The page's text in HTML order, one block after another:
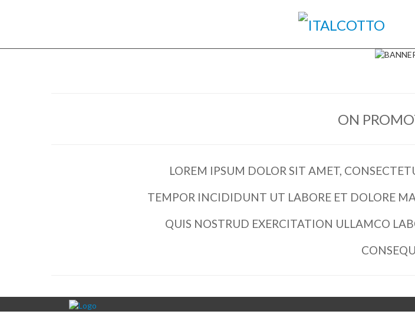
ON
LOREM IPSUM DOLOR SIT AMET,
TEMPOR INCIDIDUNT UT LABORE ET DOLORE
QUIS NOSTRUD EXERCITATION ULLAMCO